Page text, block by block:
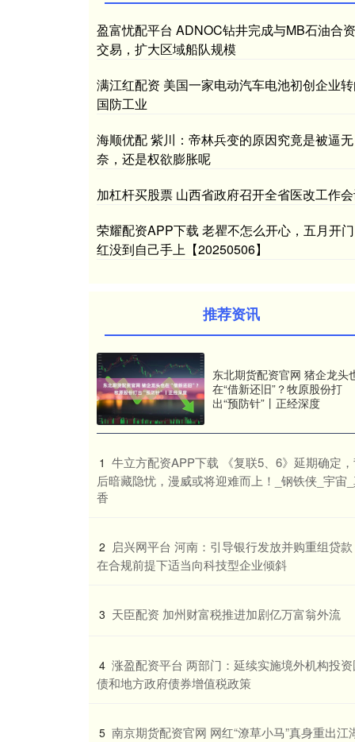
盈富忧配平台 ADNOC钻井完成与MB石油合资
交易，扩大区域船队规模
满江红配资 美国一家电动汽车电池初创企业
国防工业
海顺优配 紫川：帝林兵变的原因究竟是被逼无
奈，还是权欲膨胀呢
加杠杆买股票 山西省政府召开全省医改工作
荣耀配资APP下载 老瞿不怎么开心，五月开门
红没到自己手上【20250506】
推荐资讯
东北期货配资官网 猪企龙头
在“借新还旧”？牧原股份打
出“预防针”丨正经深度
1 牛立方配资APP下载 《复联5、6》延期确定
后暗藏隐忧，漫威或将迎难而上！_钢铁侠_宇宙
香
2 ​启兴网平台 河南：引导银行发放并购重组贷款
在合规前提下适当向科技型企业倾斜
3 ​天臣配资 加州财富税推进加剧亿万富翁外流
4 涨盈配资平台 两部门：延续实施境外机构投资
债和地方政府债券增值税政策
5 南京期货配资官网 网红“潦草小马”真身重出江